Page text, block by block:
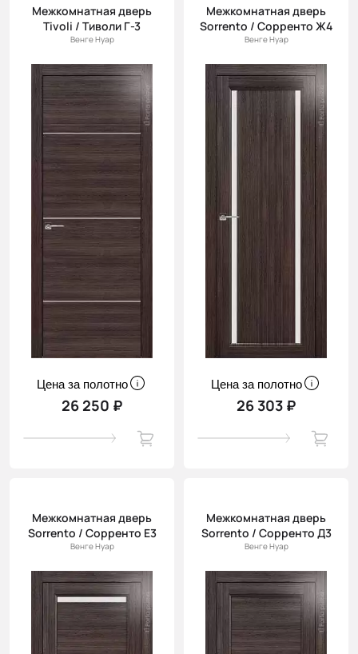
Межкомнатная дверь
Tivoli / Тиволи Г-3
Венге Нуар
Цена за полотно
26 250 ₽
Межкомнатная дверь
Sorrento / Сорренто Ж4
Венге Нуар
Цена за полотно
26 303 ₽
Межкомнатная дверь
Sorrento / Сорренто Е3
Венге Нуар
Межкомнатная дверь
Sorrento / Сорренто Д3
Венге Нуар